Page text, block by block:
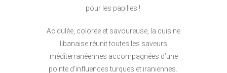
pour les papilles !
Acidulée, colorée et savoureuse, la cuisine
libanaise réunit toutes les saveurs
méditerranéennes accompagnées d’une
pointe d’influences turques et iraniennes.